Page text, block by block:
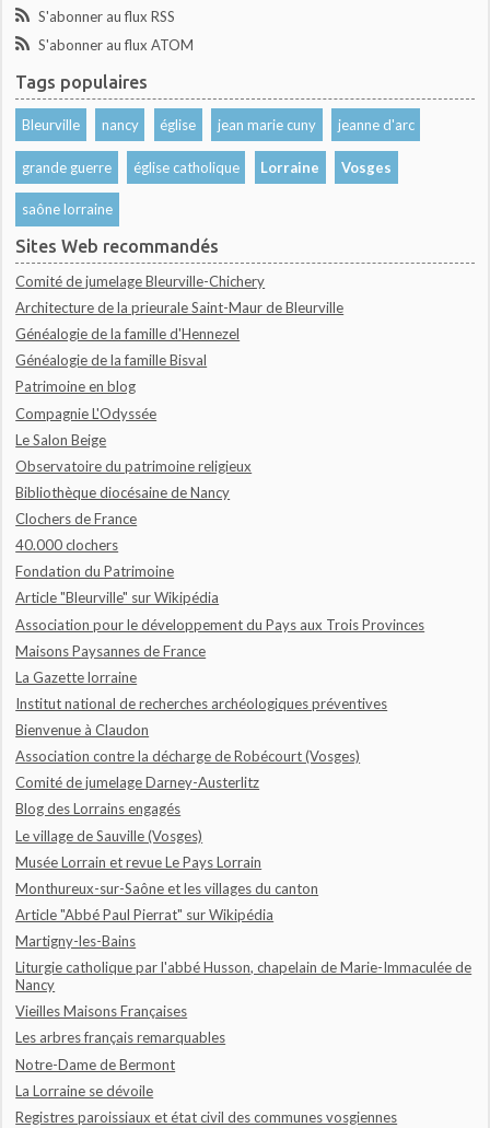
S'abonner au flux RSS
S'abonner au flux ATOM
Tags populaires
Bleurville nancy église jean marie cuny jeanne d'arc
grande guerre église catholique Lorraine Vosges
saône lorraine
Sites Web recommandés
Comité de jumelage Bleurville-Chichery
Architecture de la prieurale Saint-Maur de Bleurville
Généalogie de la famille d'Hennezel
Généalogie de la famille Bisval
Patrimoine en blog
Compagnie L'Odyssée
Le Salon Beige
Observatoire du patrimoine religieux
Bibliothèque diocésaine de Nancy
Clochers de France
40.000 clochers
Fondation du Patrimoine
Article "Bleurville" sur Wikipédia
Association pour le développement du Pays aux Trois Provinces
Maisons Paysannes de France
La Gazette lorraine
Institut national de recherches archéologiques préventives
Bienvenue à Claudon
Association contre la décharge de Robécourt (Vosges)
Comité de jumelage Darney-Austerlitz
Blog des Lorrains engagés
Le village de Sauville (Vosges)
Musée Lorrain et revue Le Pays Lorrain
Monthureux-sur-Saône et les villages du canton
Article "Abbé Paul Pierrat" sur Wikipédia
Martigny-les-Bains
Liturgie catholique par l'abbé Husson, chapelain de Marie-Immaculée de
Nancy
Vieilles Maisons Françaises
Les arbres français remarquables
Notre-Dame de Bermont
La Lorraine se dévoile
Registres paroissiaux et état civil des communes vosgiennes